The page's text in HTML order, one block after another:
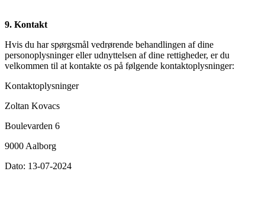
9. Kontakt
Hvis du har spørgsmål vedrørende behandlingen af dine
personoplysninger eller udnyttelsen af dine rettigheder, er du
velkommen til at kontakte os på følgende kontaktoplysninger:
Kontaktoplysninger
Zoltan Kovacs
Boulevarden 6
9000 Aalborg
Dato: 13-07-2024